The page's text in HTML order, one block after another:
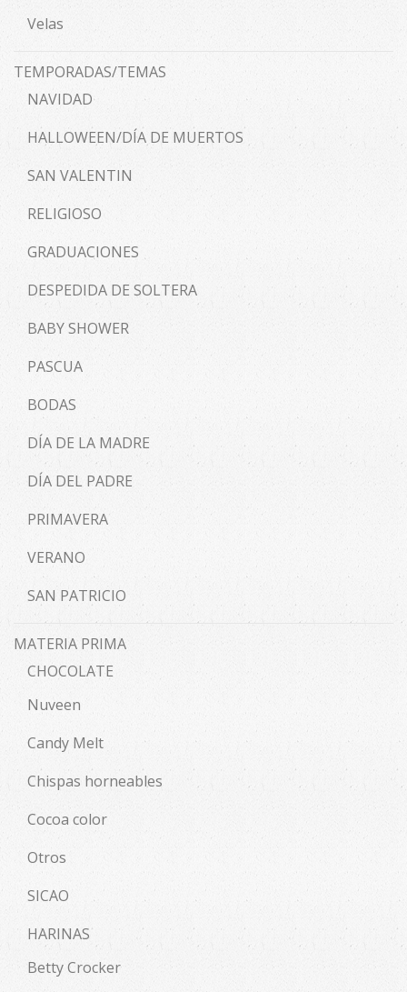
Velas
TEMPORADAS/TEMAS
NAVIDAD
HALLOWEEN/DÍA DE MUERTOS
SAN VALENTIN
RELIGIOSO
GRADUACIONES
DESPEDIDA DE SOLTERA
BABY SHOWER
PASCUA
BODAS
DÍA DE LA MADRE
DÍA DEL PADRE
PRIMAVERA
VERANO
SAN PATRICIO
MATERIA PRIMA
CHOCOLATE
Nuveen
Candy Melt
Chispas horneables
Cocoa color
Otros
SICAO
HARINAS
Betty Crocker